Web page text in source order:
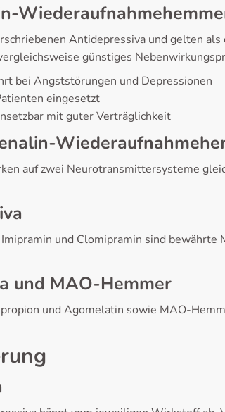
Antidepressiva und gelten
günstiges
bei Angststörungen und Depressionen
eingesetzt
mit guter Verträglichkeit
auf zwei Neurotransmittersysteme
und Clomipramin sind
und MAO-Hemmer
und Agomelatin sowie MAO-